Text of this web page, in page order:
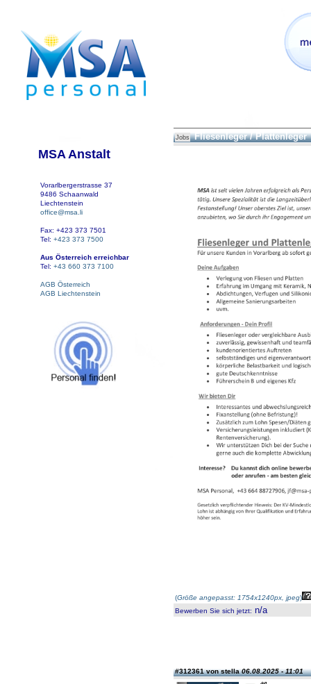
MSA Anstalt
Vorarlbergerstrasse 37
9486 Schaanwald
Liechtenstein
office@msa.li
Fax: +423 373 7501
Tel: +423 373 7500
Aus Österreich erreichbar
Tel: +43 660 373 7100
AGB Österreich
AGB Liechtenstein
Jobs Fliesenleger / Plattenleger
(Größe angepasst: 1754x1240px, jpeg)
Bewerben Sie sich jetzt: n/a
#312361 von stella06.08.2025 - 11:01